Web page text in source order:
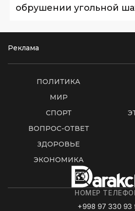
обрушении угольной
Реклама
ПОЛИТИКА
МИР
СПОРТ
ВОПРОС-ОТВЕТ
ЗДОРОВЬЕ
ЭКОНОМИКА
НОМЕР
+998 97 330 93